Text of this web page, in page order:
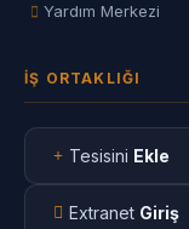
Yardım Merkezi
İŞ ORTAKLIĞI
Tesisini Ekle
Extranet Giriş